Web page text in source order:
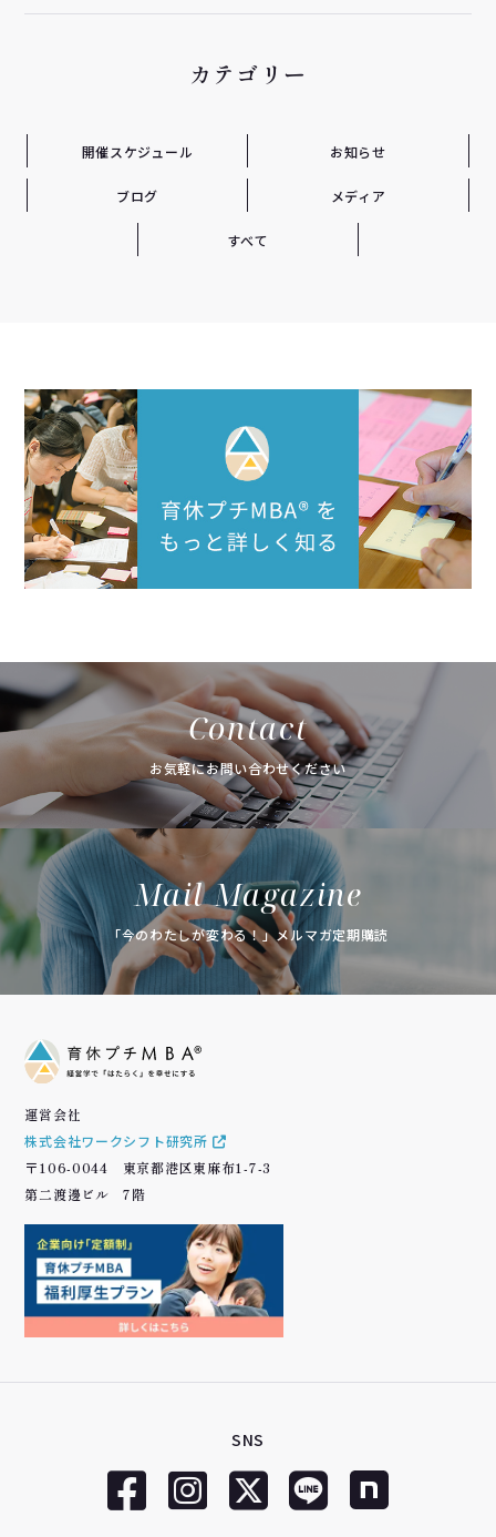
カテゴリー
開催スケジュール お知らせ
ブログ メディア
すべて
Contact
お気軽にお問い合わせください
Mail Magazine
「今のわたしが変わる！」メルマガ定期購読
運営会社
株式会社ワークシフト研究所
〒106-0044 東京都港区東麻布1-7-3
第二渡邊ビル 7階
SNS